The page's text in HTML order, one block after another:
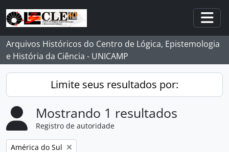
Skip to main content
Arquivos Históricos do Centro de Lógica, Epistemologia
e História da Ciência - UNICAMP
Limite seus resultados por:
Mostrando 1 resultados
Registro de autoridade
Remover filtro:
América do Sul